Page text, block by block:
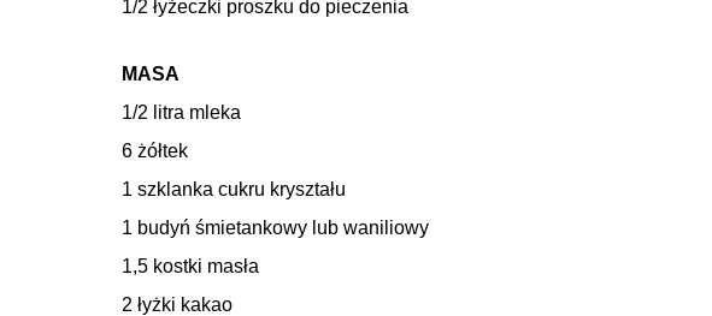
1/2 łyżeczki proszku do pieczenia
MASA
1/2 litra mleka
6 żółtek
1 szklanka cukru kryształu
1 budyń śmietankowy lub waniliowy
1,5 kostki masła
2 łyżki kakao